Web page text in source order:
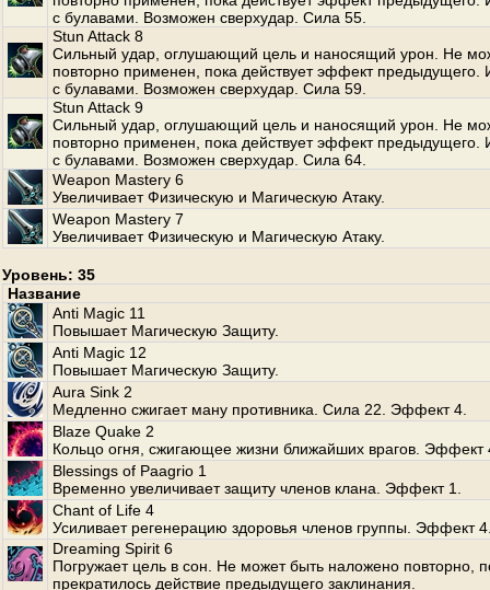
с булавами. Возможен сверхудар. Сила 55.
Stun Attack 8
Сильный удар, оглушающий цель и наносящий урон. Не
повторно применен, пока действует эффект предыдущего.
с булавами. Возможен сверхудар. Сила 59.
Stun Attack 9
Сильный удар, оглушающий цель и наносящий урон. Не
повторно применен, пока действует эффект предыдущего.
с булавами. Возможен сверхудар. Сила 64.
Weapon Mastery 6
Увеличивает Физическую и Магическую Атаку.
Weapon Mastery 7
Увеличивает Физическую и Магическую Атаку.
Уровень: 35
Название
Anti Magic 11
Повышает Магическую Защиту.
Anti Magic 12
Повышает Магическую Защиту.
Aura Sink 2
Медленно сжигает ману противника. Сила 22. Эффект 4.
Blaze Quake 2
Кольцо огня, сжигающее жизни ближайших врагов. Эффект
Blessings of Paagrio 1
Временно увеличивает защиту членов клана. Эффект 1.
Chant of Life 4
Усиливает регенерацию здоровья членов группы. Эффект
Dreaming Spirit 6
Погружает цель в сон. Не может быть наложено повторно,
прекратилось действие предыдущего заклинания.